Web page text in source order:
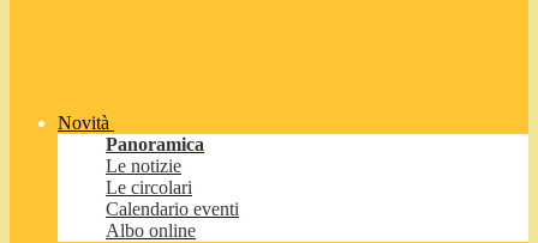
Novità
Panoramica
Le notizie
Le circolari
Calendario eventi
Albo online